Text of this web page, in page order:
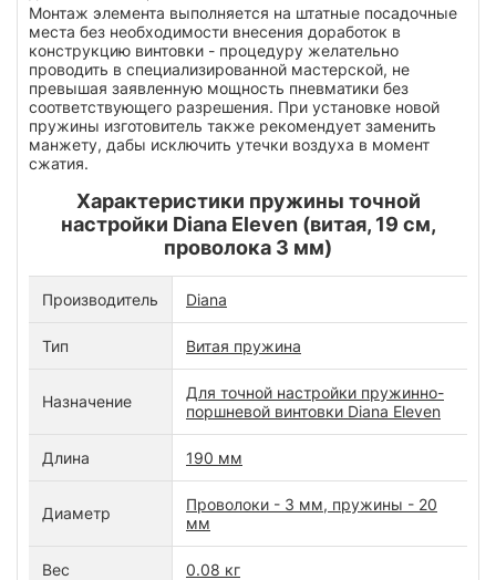
Монтаж элемента выполняется на штатные посадочные
места без необходимости внесения доработок в
конструкцию винтовки - процедуру желательно
проводить в специализированной мастерской, не
превышая заявленную мощность пневматики без
соответствующего разрешения. При установке новой
пружины изготовитель также рекомендует заменить
манжету, дабы исключить утечки воздуха в момент
сжатия.
Характеристики пружины точной
настройки Diana Eleven (витая, 19 см,
проволока 3 мм)
Производитель Diana
Тип Витая пружина
Назначение
Для точной настройки пружинно-
поршневой винтовки Diana Eleven
Длина 190 мм
Диаметр
Проволоки - 3 мм, пружины - 20
мм
Вес 0.08 кг